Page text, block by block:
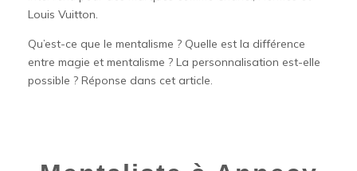
Louis Vuitton.
Qu’est-ce que le mentalisme ? Quelle est la différence
entre magie et mentalisme ? La personnalisation est-elle
possible ? Réponse dans cet article.